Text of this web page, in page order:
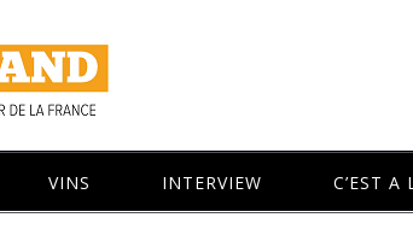
VINS INTERVIEW C’EST A